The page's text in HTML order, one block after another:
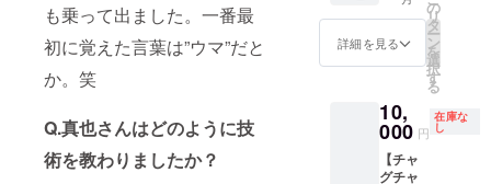
も乗って出ました。一番最
初に覚えた言葉は”ウマ”だと
か。笑
Q.真也さんはどのように技
術を教わりましたか？
交換は
おりま
せんの
めご了
承くだ
さい。
せんの
で、あ
らかじ
閉じる
ます。
※首紐を
結ぶこ
節でき
ます。
■パス
ケース
ん。 ①
鬼越蒼
前神社
材木町
③材木
町⇒盛
岡八幡
6月14日
（土）
9：30～
記をご
参照く
ださ
い。
ランチ
バッグ
です。
・柄：
イズ：
W305×
H200×
マチ
100mm
詳細を見る
の
リ
タ
ー
ン
を
選
択
す
る
10,
000 円
在庫な
し
【チャ
グチャ